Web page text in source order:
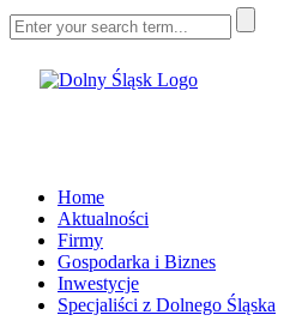
Home
Aktualności
Firmy
Gospodarka i Biznes
Inwestycje
Specjaliści z Dolnego Śląska